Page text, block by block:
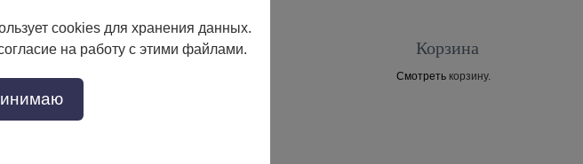
с 9:00 до 18:00
Заказать звонок
Корзина
Смотреть корзину.
cookies для хранения данных.
на работу с этими файлами.